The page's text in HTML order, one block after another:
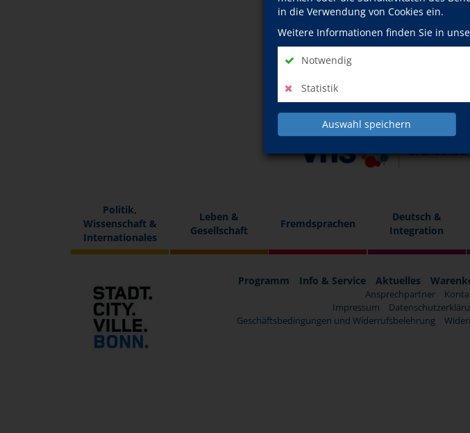
in die Verwendung von Cookies ein.
Weitere Informationen finden Sie in
Notwendig
Statistik
Auswahl speichern
Politik,
Wissenschaft &
Internationales
Leben &
Gesellschaft
Fremdsprachen
Deutsch &
Integration
Programm Info & Service Aktuelles
Ansprechpartner
Impressum
Geschäftsbedingungen und Widerrufsbelehrung